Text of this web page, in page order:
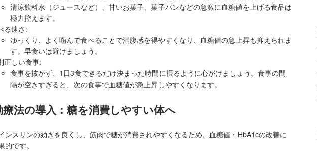
清涼飲料水（ジュースなど）、甘いお菓子、菓子パンなどの急激に血糖値を上げる食品は
極力控えます。
る速さ:
ゆっくり、よく噛んで食べることで満腹感を得やすくなり、血糖値の急上昇も抑えられま
す。早食いは避けましょう。
正しい食事:
食事を抜かず、1日3食できるだけ決まった時間に摂るように心がけましょう。食事の間
隔が空きすぎると、次の食事で血糖値が急上昇しやすくなります。
法の導入：糖を消費しやすい体へ
ンスリンの効きを良くし、筋肉で糖が消費されやすくなるため、血糖値・HbA1cの改善に
的です。